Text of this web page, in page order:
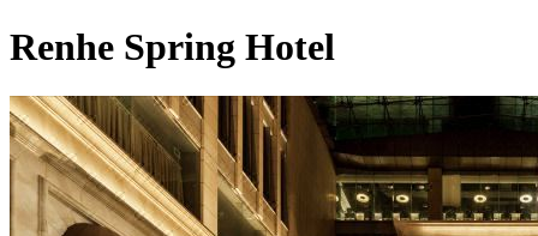
Renhe Spring Hotel